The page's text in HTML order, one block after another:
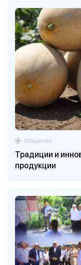
Традиции и
продукции
Общество